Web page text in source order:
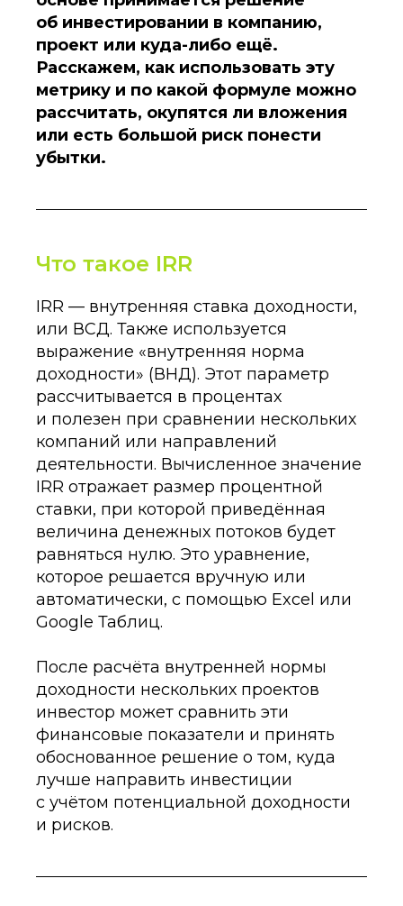
об инвестировании в компанию,
проект или куда-либо ещё.
Расскажем, как использовать эту
метрику и по какой формуле можно
рассчитать, окупятся ли вложения
или есть большой риск понести
убытки.
Что такое IRR
IRR — внутренняя ставка доходности,
или ВСД. Также используется
выражение «внутренняя норма
доходности» (ВНД). Этот параметр
рассчитывается в процентах
и полезен при сравнении нескольких
компаний или направлений
деятельности. Вычисленное значение
IRR отражает размер процентной
ставки, при которой приведённая
величина денежных потоков будет
равняться нулю. Это уравнение,
которое решается вручную или
автоматически, с помощью Excel или
Google Таблиц.
После расчёта внутренней нормы
доходности нескольких проектов
инвестор может сравнить эти
финансовые показатели и принять
обоснованное решение о том, куда
лучше направить инвестиции
с учётом потенциальной доходности
и рисков.